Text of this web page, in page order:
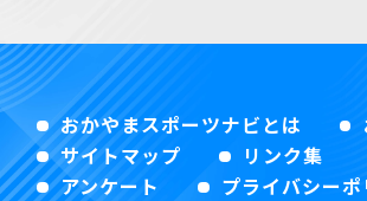
おかやまスポーツナビとは
サイトマップ
リンク集
アンケート
プライバシーポ